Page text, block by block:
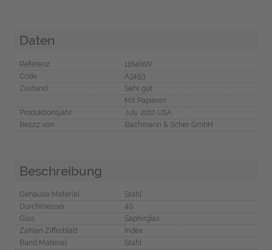
Daten
Referenz
116400V
Code
A3493
Zustand
Sehr gut
Mit Papieren
Produktionsjahr
July 2010 USA
Besitz von
Bachmann & Scher GmbH
Beschreibung
Gehäuse Material
Stahl
Durchmesser
40
Glas
Saphirglas
Zahlen Zifferblatt
Index
Band Material
Stahl